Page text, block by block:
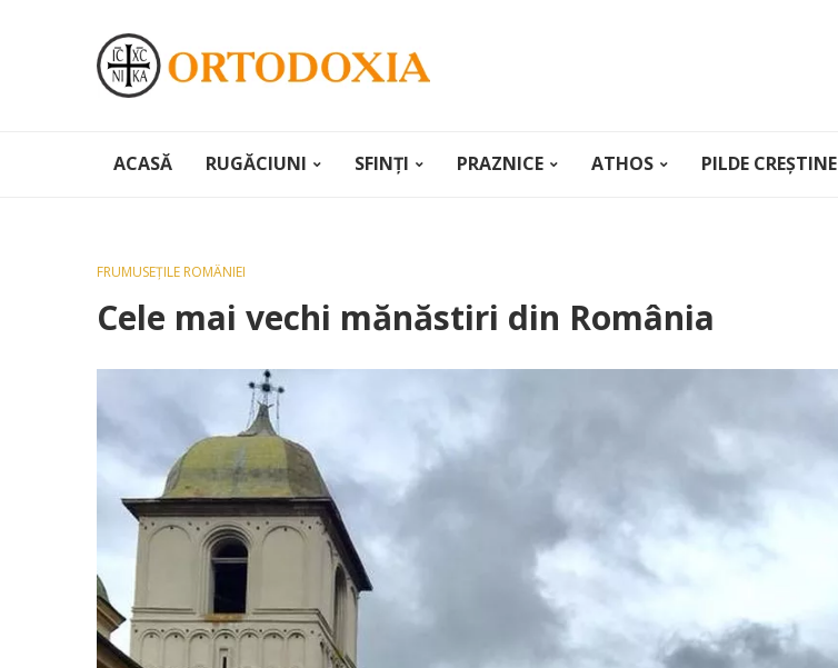
ACASĂ RUGĂCIUNI SFINȚI PRAZNICE ATHOS PILDE CREȘTINE
FRUMUSEȚILE ROMÂNIEI
Cele mai vechi mănăstiri din România